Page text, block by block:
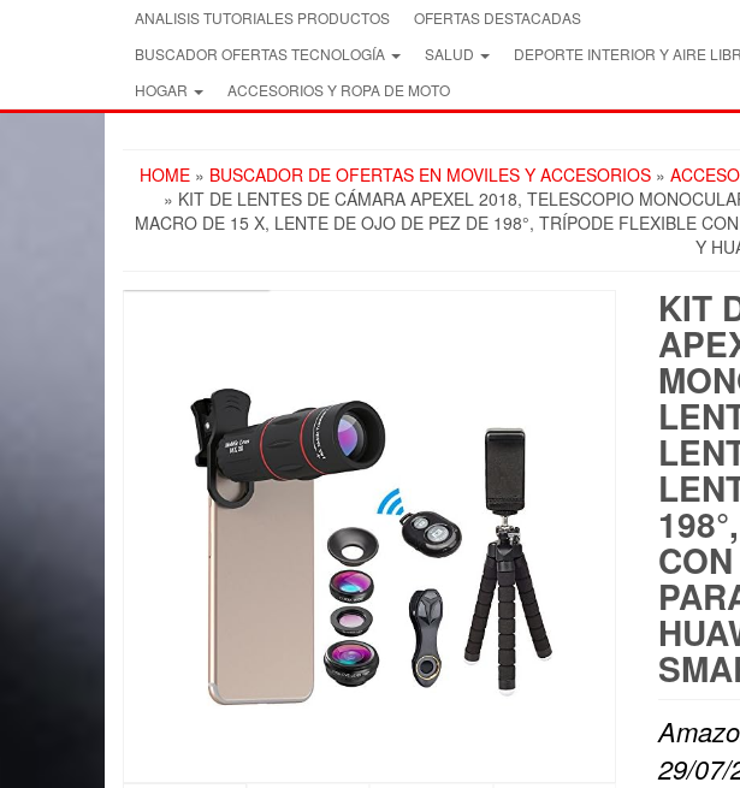
ANALISIS TUTORIALES PRODUCTOS
OFERTAS DESTACADAS
BUSCADOR OFERTAS TECNOLOGÍA
SALUD
DEPORTE INTERIOR Y AIRE
HOGAR
ACCESORIOS Y ROPA DE MOTO
HOME » BUSCADOR DE OFERTAS EN MOVILES Y ACCESORIOS »
» KIT DE LENTES DE CÁMARA APEXEL 2018, TELESCOPIO
MACRO DE 15 X, LENTE DE OJO DE PEZ DE 198°, TRÍPODE FLEXIBLE
Y
KIT
29/07/